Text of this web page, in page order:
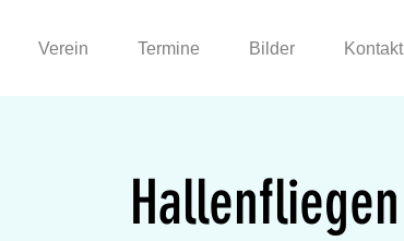
Verein Termine Bilder Kontakt
Hallenfliegen